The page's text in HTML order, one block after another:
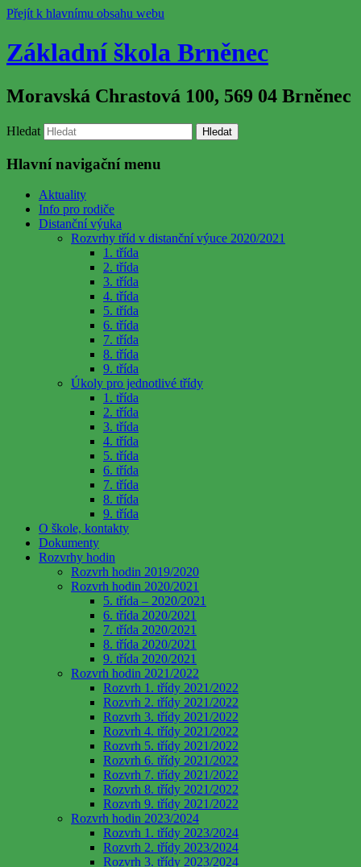
Přejít k hlavnímu obsahu webu
Základní škola Brněnec
Moravská Chrastová 100, 569 04 Brněnec
Hledat
Hlavní navigační menu
Aktuality
Info pro rodiče
Distanční výuka
Rozvrhy tříd v distanční výuce 2020/2021
1. třída
2. třída
3. třída
4. třída
5. třída
6. třída
7. třída
8. třída
9. třída
Úkoly pro jednotlivé třídy
1. třída
2. třída
3. třída
4. třída
5. třída
6. třída
7. třída
8. třída
9. třída
O škole, kontakty
Dokumenty
Rozvrhy hodin
Rozvrh hodin 2019/2020
Rozvrh hodin 2020/2021
5. třída – 2020/2021
6. třída 2020/2021
7. třída 2020/2021
8. třída 2020/2021
9. třída 2020/2021
Rozvrh hodin 2021/2022
Rozvrh 1. třídy 2021/2022
Rozvrh 2. třídy 2021/2022
Rozvrh 3. třídy 2021/2022
Rozvrh 4. třídy 2021/2022
Rozvrh 5. třídy 2021/2022
Rozvrh 6. třídy 2021/2022
Rozvrh 7. třídy 2021/2022
Rozvrh 8. třídy 2021/2022
Rozvrh 9. třídy 2021/2022
Rozvrh hodin 2023/2024
Rozvrh 1. třídy 2023/2024
Rozvrh 2. třídy 2023/2024
Rozvrh 3. třídy 2023/2024